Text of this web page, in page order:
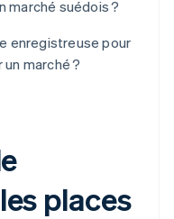
marché suédois ?
enregistreuse pour
marché ?
places